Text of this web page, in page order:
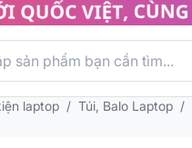
laptop / Túi, Balo Laptop /